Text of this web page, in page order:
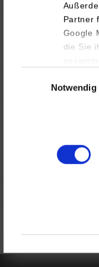
Partner
Google
die Sie
Notwendig